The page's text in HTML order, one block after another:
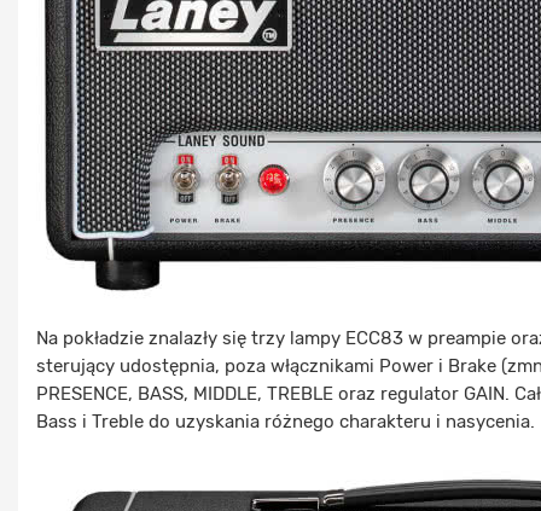
Na pokładzie znalazły się trzy lampy ECC83 w preampie
sterujący udostępnia, poza włącznikami Power i Brake
PRESENCE, BASS, MIDDLE, TREBLE oraz regulator GAIN.
Bass i Treble do uzyskania różnego charakteru i nasycenia.